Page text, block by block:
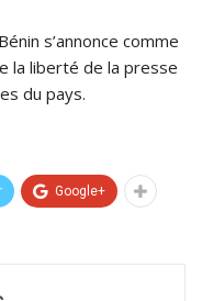
s’annonce comme
la liberté de la presse
du pays.
Google+